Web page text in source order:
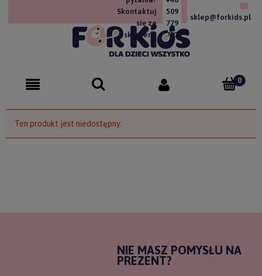
Skontaktuj
się ze
sklepem!
509
779
757
sklep@forkids.pl
Ten produkt jest niedostępny.
NIE MASZ POMYSŁU NA
PREZENT?